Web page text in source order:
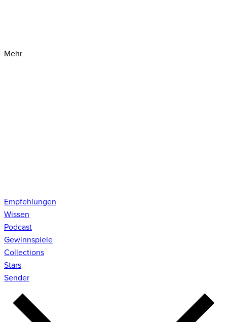
Mehr
Empfehlungen
Wissen
Podcast
Gewinnspiele
Collections
Stars
Sender